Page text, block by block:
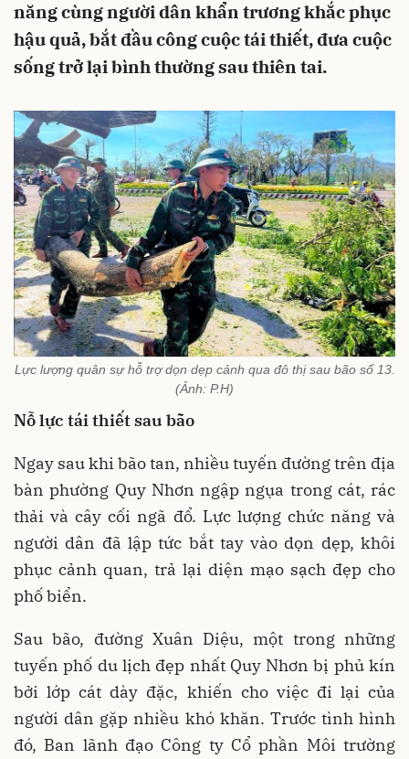
năng cùng người dân khẩn trương khắc phục
hậu quả, bắt đầu công cuộc tái thiết, đưa cuộc
sống trở lại bình thường sau thiên tai.
Lực lượng quân sự hỗ trợ dọn dẹp cảnh qua đô thị sau bão số 13.
(Ảnh: P.H)
Nỗ lực tái thiết sau bão
Ngay sau khi bão tan, nhiều tuyến đường trên địa
bàn phường Quy Nhơn ngập ngụa trong cát, rác
thải và cây cối ngã đổ. Lực lượng chức năng và
người dân đã lập tức bắt tay vào dọn dẹp, khôi
phục cảnh quan, trả lại diện mạo sạch đẹp cho
phố biển.
Sau bão, đường Xuân Diệu, một trong những
tuyến phố du lịch đẹp nhất Quy Nhơn bị phủ kín
bởi lớp cát dày đặc, khiến cho việc đi lại của
người dân gặp nhiều khó khăn. Trước tình hình
đó, Ban lãnh đạo Công ty Cổ phần Môi trường